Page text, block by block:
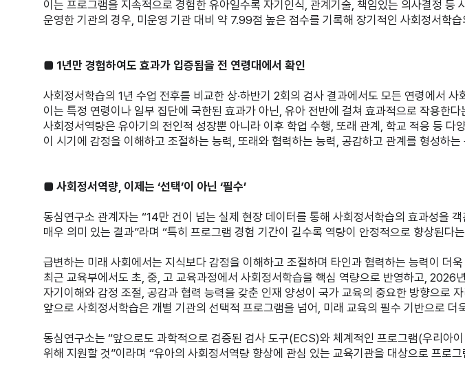
이는 프로그램을 지속적으로 경험한 유아일수록 자기인식, 관계기술, 책임있는 의사결정
운영한 기관의 경우, 미운영 기관 대비 약 7.99점 높은 점수를 기록해 장기적인 사회정서학
■ 1년만 경험하여도 효과가 입증됨을 전 연령대에서 확인
사회정서학습의 1년 수업 전후를 비교한 상·하반기 2회의 검사 결과에서도 모든 연령에서
이는 특정 연령이나 일부 집단에 국한된 효과가 아닌, 유아 전반에 걸쳐 효과적으로 작용한다
사회정서역량은 유아기의 전인적 성장뿐 아니라 이후 학업 수행, 또래 관계, 학교 적응 등 다
이 시기에 감정을 이해하고 조절하는 능력, 또래와 협력하는 능력, 공감하고 관계를 형성하
■ 사회정서역량, 이제는 ‘선택’이 아닌 ‘필수’
동심연구소 관계자는 “14만 건이 넘는 실제 현장 데이터를 통해 사회정서학습의 효과성을
매우 의미 있는 결과”라며 “특히 프로그램 경험 기간이 길수록 역량이 안정적으로 향상된
급변하는 미래 사회에서는 지식보다 감정을 이해하고 조절하며 타인과 협력하는 능력이 더
최근 교육부에서도 초, 중, 고 교육과정에서 사회정서학습을 핵심 역량으로 반영하고, 2026
자기이해와 감정 조절, 공감과 협력 능력을 갖춘 인재 양성이 국가 교육의 중요한 방향으로
앞으로 사회정서학습은 개별 기관의 선택적 프로그램을 넘어, 미래 교육의 필수 기반으로 더
동심연구소는 “앞으로도 과학적으로 검증된 검사 도구(ECS)와 체계적인 프로그램(우리아
위해 지원할 것”이라며 “유아의 사회정서역량 향상에 관심 있는 교육기관을 대상으로 프로